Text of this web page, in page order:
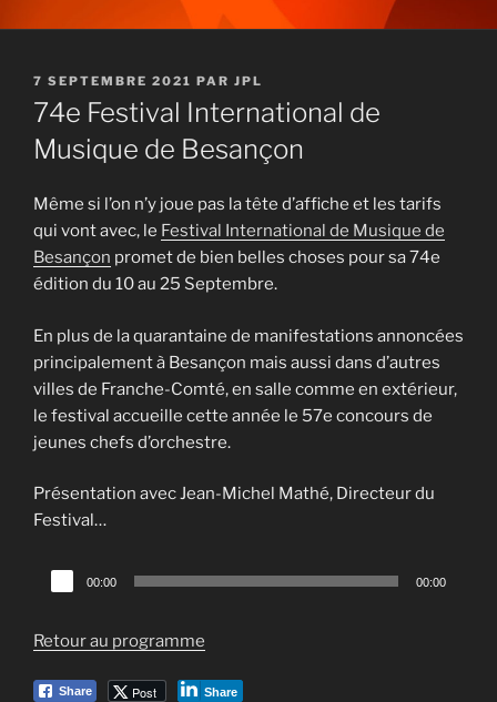
PUBLIÉ
LE
7 SEPTEMBRE 2021 PAR JPL
74e Festival International de
Musique de Besançon
Même si l’on n’y joue pas la tête d’affiche et les tarifs
qui vont avec, le Festival International de Musique de
Besançon promet de bien belles choses pour sa 74e
édition du 10 au 25 Septembre.
En plus de la quarantaine de manifestations annoncées
principalement à Besançon mais aussi dans d’autres
villes de Franche-Comté, en salle comme en extérieur,
le festival accueille cette année le 57e concours de
jeunes chefs d’orchestre.
Présentation avec Jean-Michel Mathé, Directeur du
Festival…
Lecteur
audio
00:00 00:00
Retour au programme
Share Post Share